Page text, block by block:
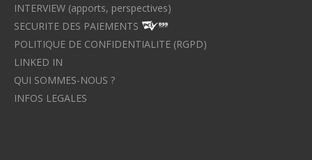
INTERVIEW (apports, perspectives)
SECURITE DES PAIEMENTS
POLITIQUE DE CONFIDENTIALITE (RGPD)
LINKED IN
QUI SOMMES-NOUS ?
INFOS LEGALES